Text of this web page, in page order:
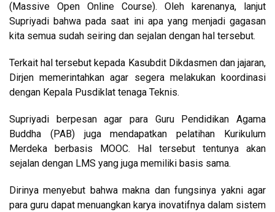
(Massive Open Online Course). Oleh karenanya, lanjut
Supriyadi bahwa pada saat ini apa yang menjadi gagasan
kita semua sudah seiring dan sejalan dengan hal tersebut.
Terkait hal tersebut kepada Kasubdit Dikdasmen dan jajaran,
Dirjen memerintahkan agar segera melakukan koordinasi
dengan Kepala Pusdiklat tenaga Teknis.
Supriyadi berpesan agar para Guru Pendidikan Agama
Buddha (PAB) juga mendapatkan pelatihan Kurikulum
Merdeka berbasis MOOC. Hal tersebut tentunya akan
sejalan dengan LMS yang juga memiliki basis sama.
Dirinya menyebut bahwa makna dan fungsinya yakni agar
para guru dapat menuangkan karya inovatifnya dalam sistem